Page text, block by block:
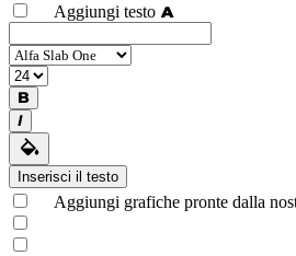
Aggiungi testo
Inserisci il testo
Aggiungi grafiche pronte dalla